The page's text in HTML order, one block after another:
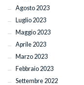
Agosto 2023
Luglio 2023
Maggio 2023
Aprile 2023
Marzo 2023
Febbraio 2023
Settembre 2022